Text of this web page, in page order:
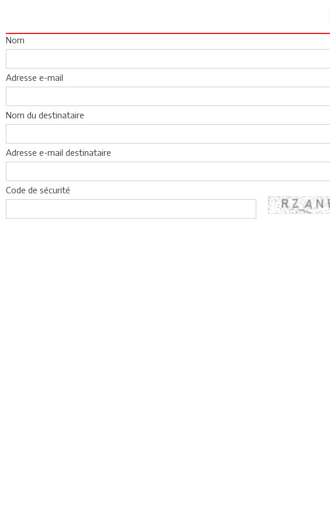
Nom
Adresse e-mail
Nom du destinataire
Adresse e-mail destinataire
Code de sécurité